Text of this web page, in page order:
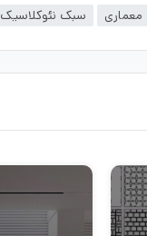
سبک نئوکلاسیک